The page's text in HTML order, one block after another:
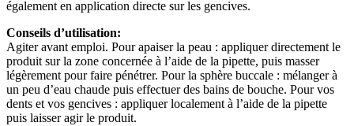
également en application directe sur les gencives.
Conseils d’utilisation:
Agiter avant emploi. Pour apaiser la peau : appliquer directement le
produit sur la zone concernée à l’aide de la pipette, puis masser
légèrement pour faire pénétrer. Pour la sphère buccale : mélanger à
un peu d’eau chaude puis effectuer des bains de bouche. Pour vos
dents et vos gencives : appliquer localement à l’aide de la pipette
puis laisser agir le produit.